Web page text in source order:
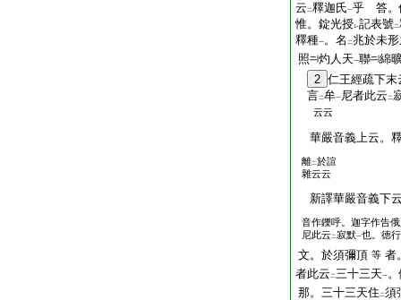
云 二釋迦氏一乎 答。
惟。錠光授レ記表號二
釋種一。名 二兆於未
照
灼人天一聯
綿
2 仁王經疏下末
言二牟一尼者此云 二
云云
華嚴音義上云。
離二於諠
雜云云
新譯華嚴音義下
音作鑠呼。迦字作告
尼此云二 寂默一也。徳
文。於須彌頂 等 者
者此云 二三十三天一
那。三十三天住 二須